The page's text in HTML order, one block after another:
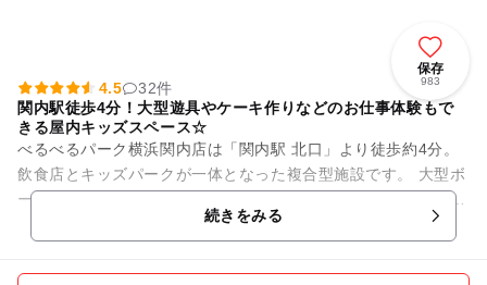
保存
983
4.5
32件
関内駅徒歩4分！大型遊具やケーキ作りなどのお仕事体験もで
きる屋内キッズスペース☆
べるべるパーク横浜関内店は「関内駅 北口」より徒歩約4分。
飲食店とキッズパークが一体となった複合型施設です。 大型ボ
ールプール付き遊具や大規模ブロックコーナーに加え、 ゲーム
続きをみる